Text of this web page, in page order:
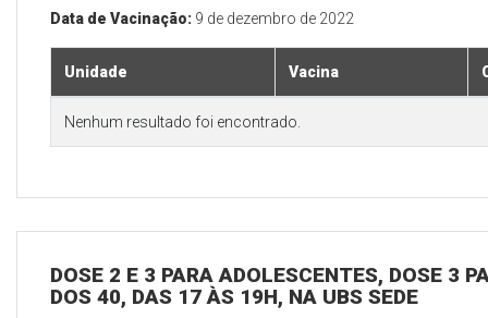
Data de Vacinação: 9 de dezembro de 2022
Unidade Vacina
Nenhum resultado foi encontrado.
DOSE 2 E 3 PARA ADOLESCENTES, DOSE 3
DOS 40, DAS 17 ÀS 19H, NA UBS SEDE